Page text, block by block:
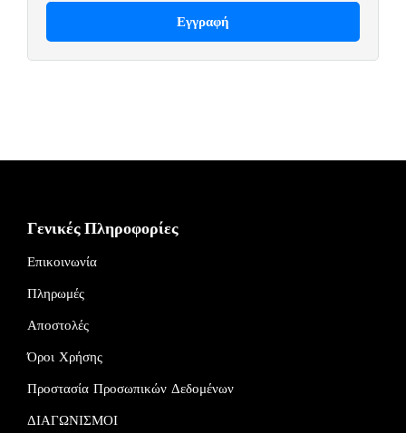
Γενικές Πληροφορίες
Επικοινωνία
Πληρωμές
Αποστολές
Όροι Χρήσης
Προστασία Προσωπικών Δεδομένων
ΔΙΑΓΩΝΙΣΜΟΙ